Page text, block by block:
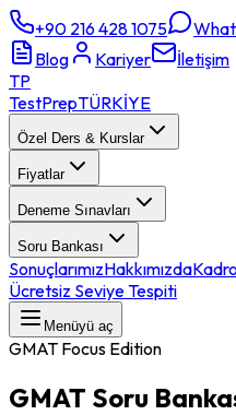
+90 216 428 1075
Blog
Kariyer
İletişim
TP
TestPrepTÜRKİYE
Özel Ders & Kurslar
Fiyatlar
Deneme Sınavları
Soru Bankası
SonuçlarımızHakkımızda
Ücretsiz Seviye Tespiti
Menüyü aç
GMAT Focus Edition
GMAT Soru